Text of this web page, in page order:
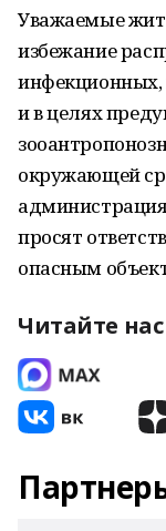
Уважаемые
избежание
инфекционных,
и в целях
окружающей
просят
опасным
Читайте нас